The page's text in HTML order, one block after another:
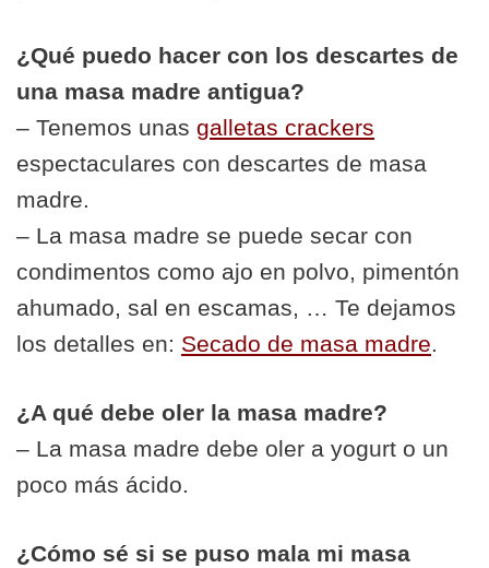
¿Qué puedo hacer con los descartes de
una masa madre antigua?
– Tenemos unas galletas crackers
espectaculares con descartes de masa
madre.
– La masa madre se puede secar con
condimentos como ajo en polvo, pimentón
ahumado, sal en escamas, … Te dejamos
los detalles en: Secado de masa madre.
¿A qué debe oler la masa madre?
– La masa madre debe oler a yogurt o un
poco más ácido.
¿Cómo sé si se puso mala mi masa